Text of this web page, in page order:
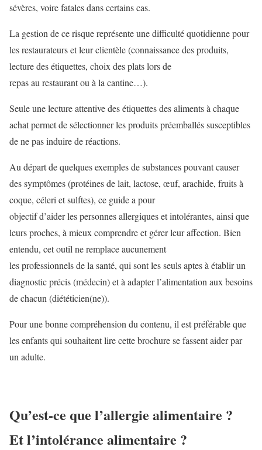
sévères, voire fatales dans certains cas.
La gestion de ce risque représente une difficulté quotidienne pour
les restaurateurs et leur clientèle (connaissance des produits,
lecture des étiquettes, choix des plats lors de
repas au restaurant ou à la cantine…).
Seule une lecture attentive des étiquettes des aliments à chaque
achat permet de sélectionner les produits préemballés susceptibles
de ne pas induire de réactions.
Au départ de quelques exemples de substances pouvant causer
des symptômes (protéines de lait, lactose, œuf, arachide, fruits à
coque, céleri et sulftes), ce guide a pour
objectif d’aider les personnes allergiques et intolérantes, ainsi que
leurs proches, à mieux comprendre et gérer leur affection. Bien
entendu, cet outil ne remplace aucunement
les professionnels de la santé, qui sont les seuls aptes à établir un
diagnostic précis (médecin) et à adapter l’alimentation aux besoins
de chacun (diététicien(ne)).
Pour une bonne compréhension du contenu, il est préférable que
les enfants qui souhaitent lire cette brochure se fassent aider par
un adulte.
Qu’est-ce que l’allergie alimentaire ?
Et l’intolérance alimentaire ?